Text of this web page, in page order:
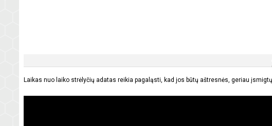
Laikas nuo laiko strėlyčių adatas reikia pagaląsti, kad jos būtų aštresnės, geriau